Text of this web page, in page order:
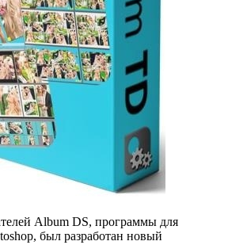
Album DS, программы для
был разработан новый